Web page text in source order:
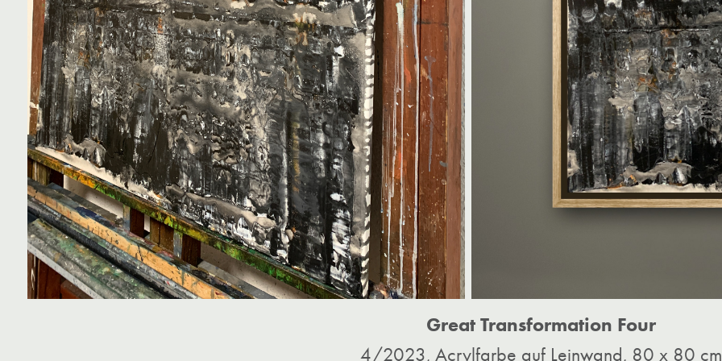
Great Transformation Four
4/2023, Acrylfarbe auf Leinwand, 80 x 80 cm​​​​​​​​​​​​​​​​​​​​​